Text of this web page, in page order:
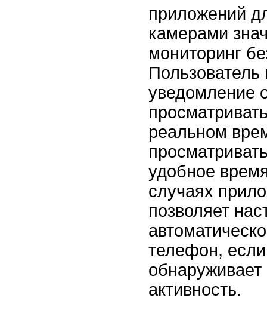
приложений
камерами
мониторинг
уведомление
реальном
удобное
случаях
позволяет
телефон,
активность.